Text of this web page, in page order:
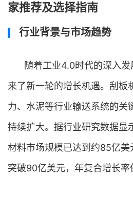
家推荐及选择指南
行业背景与市场趋势
随着工业4.0时代的深入
来了新一轮的增长机遇。刮板
力、水泥等行业输送系统的关
持续扩大。据行业研究数据
材料市场规模已达到约85亿
突破90亿美元，年复合增长率